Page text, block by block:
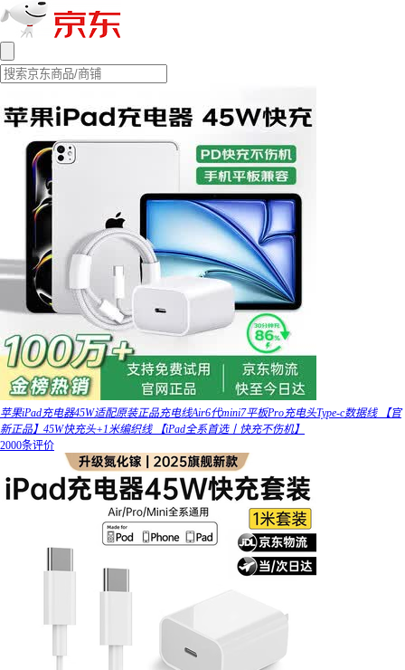
苹果iPad充电器45W适配原装正品充电线Air6代mini7平板Pro充电头Type-c数据线 【官
新正品】45W快充头+1米编织线 【iPad全系首选丨快充不伤机】
2000条评价